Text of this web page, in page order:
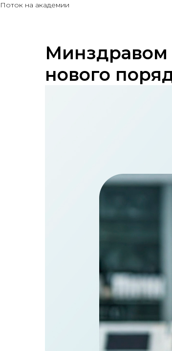
Поток на академии
Минздравом
нового